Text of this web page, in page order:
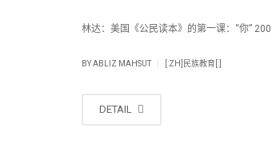
林达：美国《公民读本》的第一课：“你”
BYABLIZ MAHSUT [:ZH]民族教育[:]
DETAIL